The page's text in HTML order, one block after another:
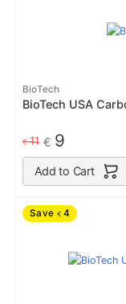
BioTech
BioTech USA
€11 € 9
Add to Cart
Save € 4